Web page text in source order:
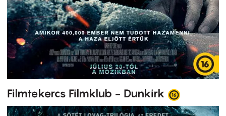
Filmtekercs Filmklub - Dunkirk